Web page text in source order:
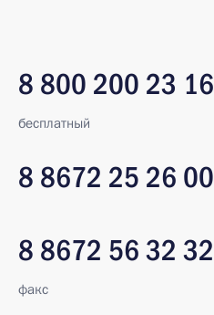
8 800 200 23 16
бесплатный
8 8672 25 26 00
8 8672 56 32 32
факс